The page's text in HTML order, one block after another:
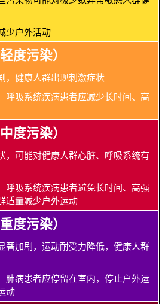
少户外活动
度污染）
，健康人群出现刺激症状
呼吸系统疾病患者应减少长时间、高
度污染）
，可能对健康人群心脏、呼吸系统有
呼吸系统疾病患者避免长时间、高强
适量减少户外运动
度污染）
著加剧，运动耐受力降低，健康人群
肺病患者应停留在室内，停止户外运
动